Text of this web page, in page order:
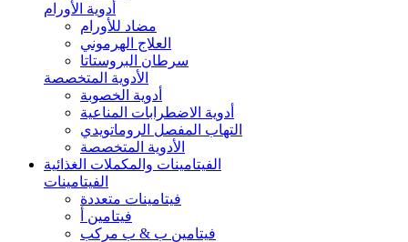
أدوية الأورام
مضاد للأورام
العلاج الهرموني
سرطان البروستاتا
الأدوية المتخصصة
أدوية الخصوبة
أدوية الاضطرابات المناعية
التهاب المفصل الروماتويدي
الأدوية المتخصصة
الفيتامينات والمكملات الغذائية
الفيتامينات
فيتامينات متعددة
فيتامين أ
فيتامين ب & ب مركب